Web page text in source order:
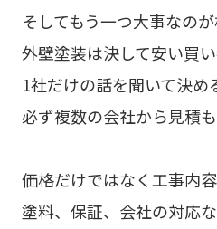
そしてもう一つ大事なの
外壁塗装は決して安い買
1社だけの話を聞いて決め
必ず複数の会社から見積
価格だけではなく工事内容
塗料、保証、会社の対応